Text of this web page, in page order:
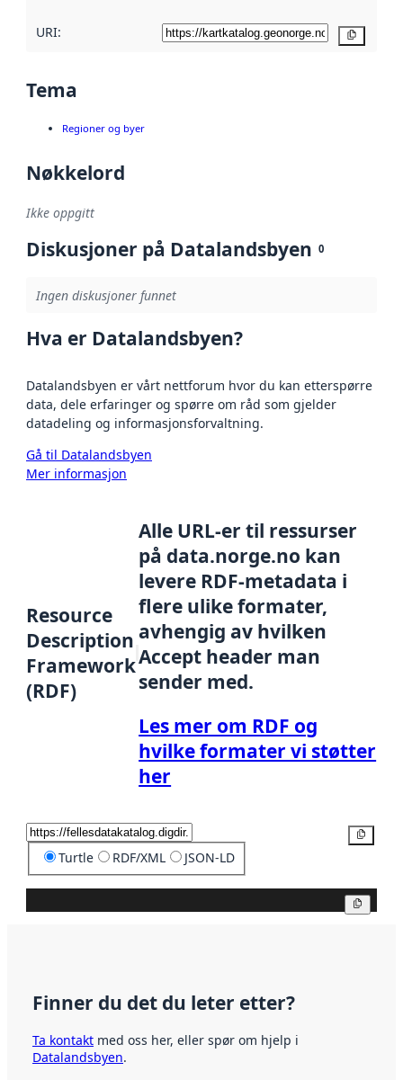
URI:
Tema
Regioner og byer
Nøkkelord
Ikke oppgitt
Diskusjoner på Datalandsbyen 0
Ingen diskusjoner funnet
Hva er Datalandsbyen?
Datalandsbyen er vårt nettforum hvor du kan etterspørre
data, dele erfaringer og spørre om råd som gjelder
datadeling og informasjonsforvaltning.
Gå til Datalandsbyen
Mer informasjon
Resource
Description
Framework
(RDF)
Alle URL-er til ressurser
på data.norge.no kan
levere RDF-metadata i
flere ulike formater,
avhengig av hvilken
Accept header man
sender med.
Les mer om RDF og
hvilke formater vi støtter
her
Turtle RDF/XML JSON-LD
Finner du det du leter etter?
Ta kontakt med oss her, eller spør om hjelp i
Datalandsbyen.